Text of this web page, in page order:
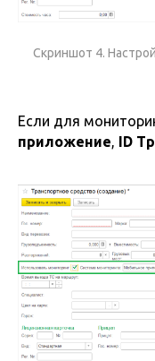
Скриншот 4.
Если для
приложение, ID